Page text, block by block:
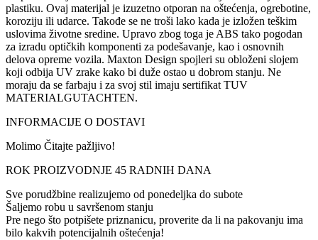
plastiku. Ovaj materijal je izuzetno otporan na oštećenja, ogrebotine,
koroziju ili udarce. Takođe se ne troši lako kada je izložen teškim
uslovima životne sredine. Upravo zbog toga je ABS tako pogodan
za izradu optičkih komponenti za podešavanje, kao i osnovnih
delova opreme vozila. Maxton Design spojleri su obloženi slojem
koji odbija UV zrake kako bi duže ostao u dobrom stanju. Ne
moraju da se farbaju i za svoj stil imaju sertifikat TUV
MATERIALGUTACHTEN.
INFORMACIJE O DOSTAVI
Molimo Čitajte pažljivo!
ROK PROIZVODNJE 45 RADNIH DANA
Sve porudžbine realizujemo od ponedeljka do subote
Šaljemo robu u savršenom stanju
Pre nego što potpišete priznanicu, proverite da li na pakovanju ima
bilo kakvih potencijalnih oštećenja!